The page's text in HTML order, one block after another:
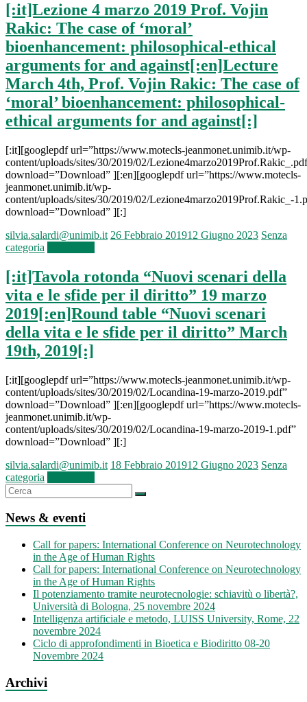
[:it]Lezione 4 marzo 2019 Prof. Vojin
Rakic: The case of ‘moral’
bioenhancement: philosophical-ethical
arguments for and against[:en]Lecture
March 4th, Prof. Vojin Rakic: The case of
‘moral’ bioenhancement: philosophical-
ethical arguments for and against[:]
[:it][googlepdf url=”https://www.motecls-jeanmonet.unimib.it/wp-
content/uploads/sites/30/2019/02/
download=”Download” ][:en][googlepdf url=”https://www.motecls-
jeanmonet.unimib.it/wp-
content/uploads/sites/30/2019/02/Lezione4marzo2019Prof.Rakic_-
download=”Download” ][:]
silvia.salardi@unimib.it 26 Febbraio 201912 Giugno 2023 Senza
categoria
[:it]Tavola rotonda “Nuovi scenari della
vita e le sfide per il diritto” 19 marzo
2019[:en]Round table “Nuovi scenari
della vita e le sfide per il diritto” March
19th, 2019[:]
[:it][googlepdf url=”https://www.motecls-jeanmonet.unimib.it/wp-
content/uploads/sites/30/2019/02/Locandina-19-marzo-2019.pdf”
download=”Download” ][:en][googlepdf url=”https://www.motecls-
jeanmonet.unimib.it/wp-
content/uploads/sites/30/2019/02/Locandina-19-marzo-2019-1.pdf”
download=”Download” ][:]
silvia.salardi@unimib.it 18 Febbraio 201912 Giugno 2023 Senza
categoria
News & eventi
Call for papers: International Conference on Neurotechnology
in the Age of Human Rights
Call for papers: International Conference on Neurotechnology
in the Age of Human Rights
Il potenziamento tramite neurotecnologie: schiavitù o libertà?,
Università di Bologna, 25 novembre 2024
Intelligenza artificiale e metodo, LUISS University, Rome, 22
novembre 2024
Ciclo di approfondimenti in Bioetica e Biodiritto 08-20
Novembre 2024
Archivi